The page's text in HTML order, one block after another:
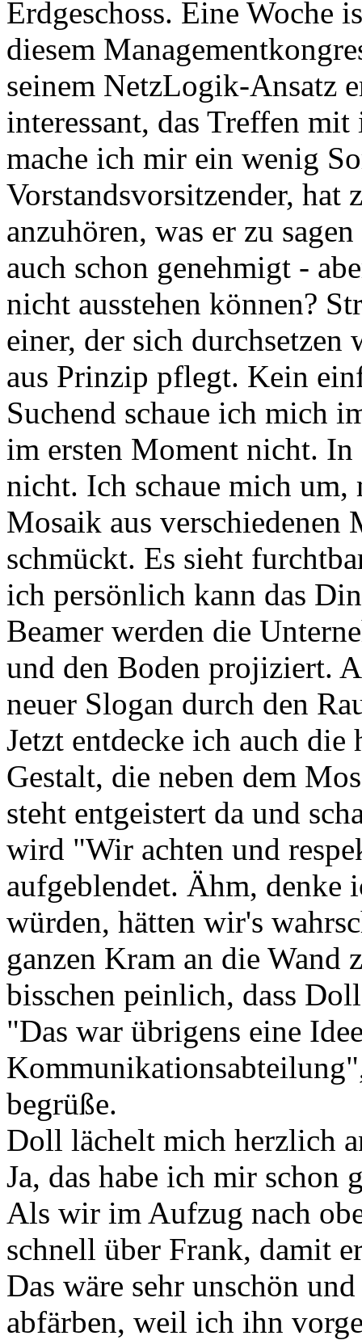
Erdgeschoss. Eine Woche
diesem
seinem NetzLogik-Ansatz
interessant, das Treffen
mache ich mir ein wenig
Vorstandsvorsitzender, hat
anzuhören, was er zu
auch schon genehmigt -
nicht ausstehen können?
einer, der sich
aus Prinzip pflegt. Kein
Suchend schaue ich mich
im ersten Moment nicht.
nicht. Ich schaue mich
Mosaik aus verschiedenen
schmückt. Es sieht
ich persönlich kann das
Beamer werden die
und den Boden projiziert.
neuer Slogan durch den
Jetzt entdecke ich auch die
Gestalt, die neben dem
steht entgeistert da und
wird "Wir achten und
aufgeblendet. Ähm, denke
würden, hätten wir's
ganzen Kram an die Wand
bisschen peinlich, dass
"Das war übrigens eine
begrüße.
Doll lächelt mich herzlich
Ja, das habe ich mir schon
Als wir im Aufzug nach
schnell über Frank, damit
Das wäre sehr unschön
abfärben, weil ich ihn